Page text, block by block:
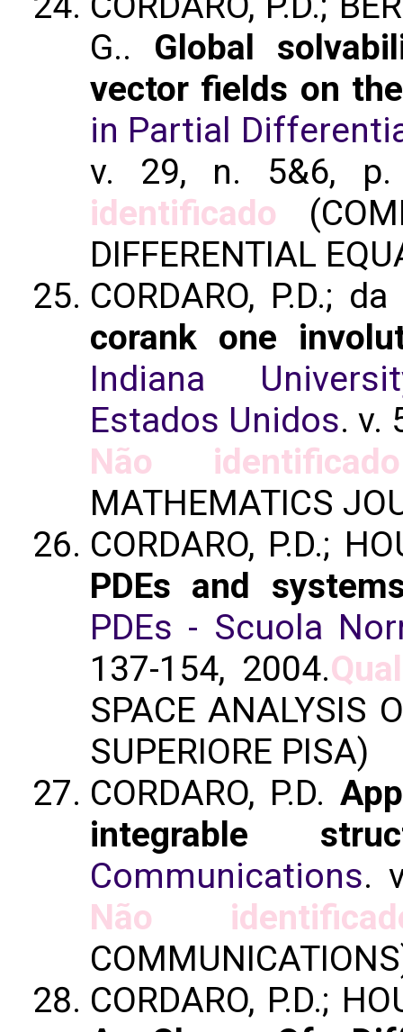
G.. Global
vector fields on
in Partial
v. 29, n. 5&6, p.
identificado
DIFFERENTIAL
CORDARO, P.D.;
corank one
Indiana
Estados Unidos. v.
Não identificado
MATHEMATICS
CORDARO, P.D.;
PDEs and
PDEs - Scuola
137-154, 2004.
SPACE ANALYSIS
SUPERIORE PISA)
CORDARO, P.D.
integrable
Communications.
Não
CORDARO, P.D.;